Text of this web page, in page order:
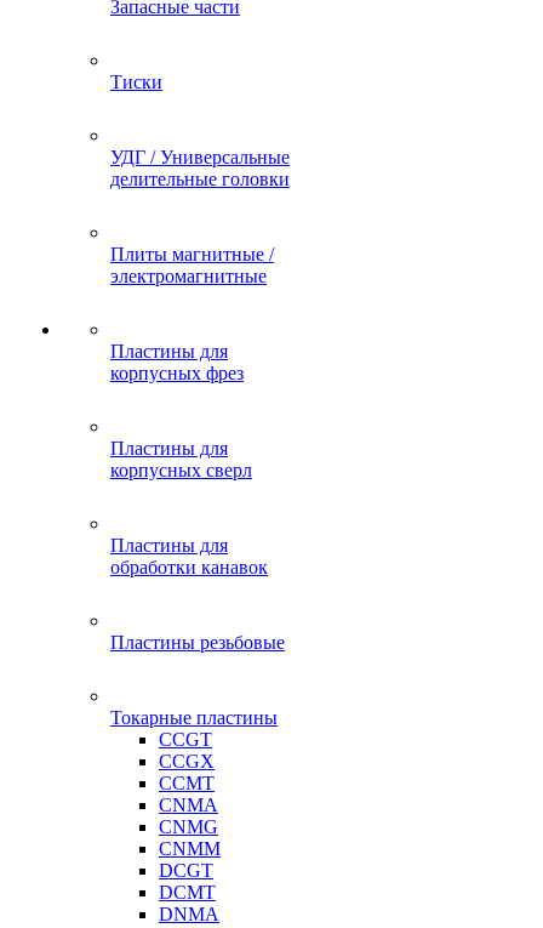
Запасные части
Тиски
УДГ / Универсальные
делительные головки
Плиты магнитные /
электромагнитные
Пластины для
корпусных фрез
Пластины для
корпусных сверл
Пластины для
обработки канавок
Пластины резьбовые
Токарные пластины
CCGT
CCGX
CCMT
CNMA
CNMG
CNMM
DCGT
DCMT
DNMA